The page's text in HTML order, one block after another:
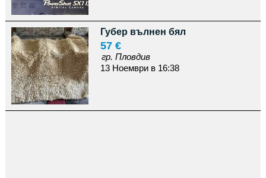
Губер вълнен бял
57 €
гр. Пловдив
13 Ноември в 16:38